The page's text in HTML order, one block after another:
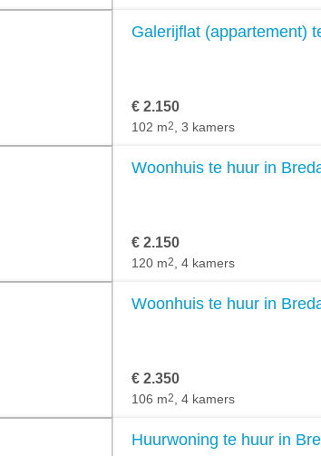
Galerijflat (appartement)
€ 2.150
102 m2 , 3 kamers
Woonhuis te huur in
€ 2.150
120 m2 , 4 kamers
Woonhuis te huur in
€ 2.350
106 m2 , 4 kamers
Huurwoning te huur in